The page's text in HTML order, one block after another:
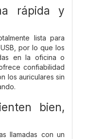
rápida y
lista para
por lo que los
en la oficina o
confiabilidad
los auriculares sin
bien,
llamadas con un